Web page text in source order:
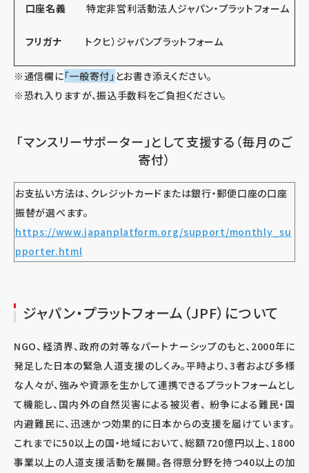
口座名義 特定非営利活動法人ジャパン・プラットフォーム
フリガナ トクヒ）ジャパンプラットフォーム
※通信欄に「一般寄付」 とお書き添えください。
※恐れ入りますが、振込手数料をご負担ください。
「マンスリーサポーター」として支援する（毎月のご
寄付）
お支払い方法は、クレジットカードまたは銀行・郵便口座の口座
振替が選べます。
https://www.japanplatform.org/support/monthly_su
pporter.html
ジャパン・プラットフォーム（JPF）について
NGO、経済界、政府の対等なパートナーシップのもと、2000年に
発足した日本の緊急人道支援のしくみ。平時より、3者および多様
な人々が、強みや資源を生かして連携できるプラットフォームとし
て機能し、国内外の自然災害による被災者、 紛争による難民・国
内避難民に、迅速かつ効果的に日本からの支援を届けています。
これまでに50以上の国・地域において、総額720億円以上、1800
事業以上の人道支援活動を展開。各得意分野を持つ40以上の加